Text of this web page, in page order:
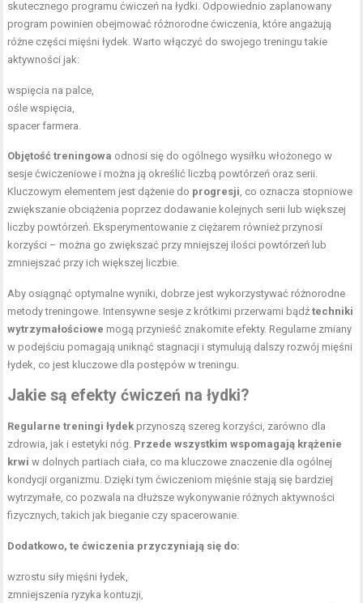
skutecznego programu ćwiczeń na łydki. Odpowiednio zaplanowany
program powinien obejmować różnorodne ćwiczenia, które angażują
różne części mięśni łydek. Warto włączyć do swojego treningu takie
aktywności jak:
wspięcia na palce,
ośle wspięcia,
spacer farmera.
Objętość treningowa odnosi się do ogólnego wysiłku włożonego w
sesje ćwiczeniowe i można ją określić liczbą powtórzeń oraz serii.
Kluczowym elementem jest dążenie do progresji, co oznacza stopniowe
zwiększanie obciążenia poprzez dodawanie kolejnych serii lub większej
liczby powtórzeń. Eksperymentowanie z ciężarem również przynosi
korzyści – można go zwiększać przy mniejszej ilości powtórzeń lub
zmniejszać przy ich większej liczbie.
Aby osiągnąć optymalne wyniki, dobrze jest wykorzystywać różnorodne
metody treningowe. Intensywne sesje z krótkimi przerwami bądźtechniki
wytrzymałościowe mogą przynieść znakomite efekty. Regularne zmiany
w podejściu pomagają uniknąć stagnacji i stymulują dalszy rozwój mięśni
łydek, co jest kluczowe dla postępów w treningu.
Jakie są efekty ćwiczeń na łydki?
Regularne treningi łydek przynoszą szereg korzyści, zarówno dla
zdrowia, jak i estetyki nóg. Przede wszystkim wspomagają krążenie
krwi w dolnych partiach ciała, co ma kluczowe znaczenie dla ogólnej
kondycji organizmu. Dzięki tym ćwiczeniom mięśnie stają się bardziej
wytrzymałe, co pozwala na dłuższe wykonywanie różnych aktywności
fizycznych, takich jak bieganie czy spacerowanie.
Dodatkowo, te ćwiczenia przyczyniają się do:
wzrostu siły mięśni łydek,
zmniejszenia ryzyka kontuzji,